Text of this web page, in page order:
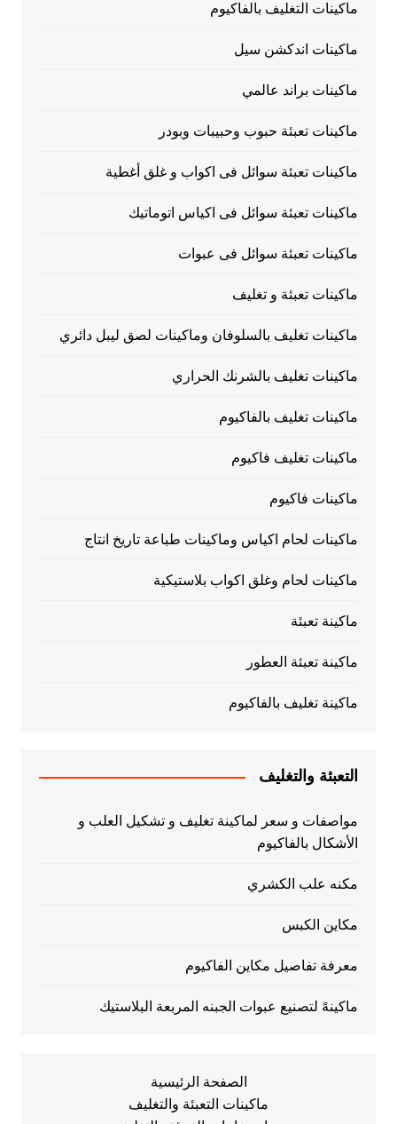
ماكينات التغليف بالفاكيوم
ماكينات اندكشن سيل
ماكينات براند عالمي
ماكينات تعبئة حبوب وحبيبات وبودر
ماكينات تعبئة سوائل فى اكواب و غلق أغطية
ماكينات تعبئة سوائل فى اكياس اتوماتيك
ماكينات تعبئة سوائل فى عبوات
ماكينات تعبئة و تغليف
ماكينات تغليف بالسلوفان وماكينات لصق ليبل دائري
ماكينات تغليف بالشرنك الحراري
ماكينات تغليف بالفاكيوم
ماكينات تغليف فاكيوم
ماكينات فاكيوم
ماكينات لحام اكياس وماكينات طباعة تاريخ انتاج
ماكينات لحام وغلق اكواب بلاستيكية
ماكينة تعبئة
ماكينة تعبئة العطور
ماكينة تغليف بالفاكيوم
التعبئة والتغليف
مواصفات و سعر لماكينة تغليف و تشكيل العلب و
الأشكال بالفاكيوم
مكنه علب الكشري
مكاين الكبس
معرفة تفاصيل مكاين الفاكيوم
ماكينهً لتصنيع عبوات الجبنه المربعة البلاستيك
الصفحة الرئيسية
ماكينات التعبئة والتغليف